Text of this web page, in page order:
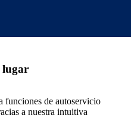
lugar
funciones de autoservicio
a nuestra intuitiva